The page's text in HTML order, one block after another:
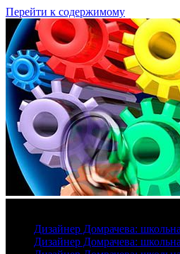
Перейти к содержимому
Дизайнер Домрачева:
Дизайнер Домрачева: